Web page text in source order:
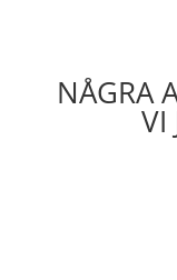
NÅGRA
VI